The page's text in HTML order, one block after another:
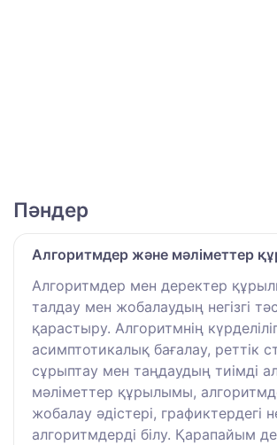
Пәндер
Алгоритмдер және мәліметтер
Алгоритмдер мен деректер
талдау мен жобалаудың негізгі
қарастыру. Алгоритмнің
асимптотикалық бағалау, реттік
сұрыптау мен таңдаудың тиімді
мәліметтер құрылымы,
жобалау әдістері, графиктердегі
алгоритмдерді білу. Қарапайым